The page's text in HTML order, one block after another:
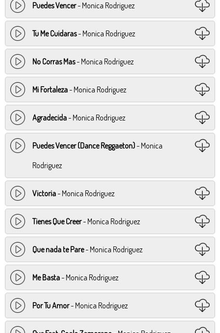
Puedes Vencer- Monica Rodriguez
Tu Me Cuidaras- Monica Rodriguez
No Corras Mas- Monica Rodriguez
Mi Fortaleza- Monica Rodriguez
Agradecida- Monica Rodriguez
Puedes Vencer (Dance Reggaeton)- Monica
Rodriguez
Victoria- Monica Rodriguez
Tienes Que Creer- Monica Rodriguez
Que nada te Pare- Monica Rodriguez
Me Basta- Monica Rodriguez
Por Tu Amor- Monica Rodriguez